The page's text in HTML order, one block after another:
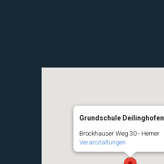
Grundschule Deilinghofen
Brockhauser Weg 30 - Hemer
Veranstaltungen